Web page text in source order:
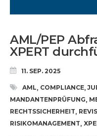
AML/PEP
XPERT
11. SEP. 2025
AML, COMPLIANCE,
MANDANTENPRÜFUNG,
RECHTSSICHERHEIT,
RISIKOMANAGEMENT,